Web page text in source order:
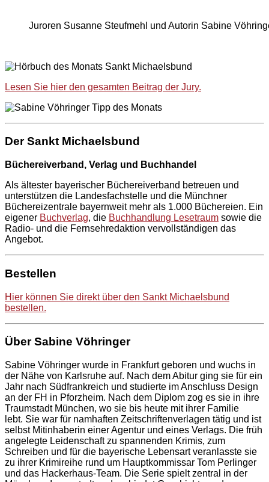
Juroren Susanne Steufmehl und Autorin Sabine
Lesen Sie hier den gesamten Beitrag der Jury.
Der Sankt Michaelsbund
Büchereiverband, Verlag und Buchhandel
Als ältester bayerischer Büchereiverband betreuen und
unterstützen die Landesfachstelle und die Münchner
Büchereizentrale bayernweit mehr als 1.000 Büchereien. Ein
eigener Buchverlag, die Buchhandlung Lesetraum sowie die
Radio- und die Fernsehredaktion vervollständigen das
Angebot.
Bestellen
Hier können Sie direkt über den Sankt Michaelsbund
bestellen.
Über Sabine Vöhringer
Sabine Vöhringer wurde in Frankfurt geboren und wuchs in
der Nähe von Karlsruhe auf. Nach dem Abitur ging sie für ein
Jahr nach Südfrankreich und studierte im Anschluss Design
an der FH in Pforzheim. Nach dem Diplom zog es sie in ihre
Traumstadt München, wo sie bis heute mit ihrer Familie
lebt. Sie war für namhaften Zeitschriftenverlagen tätig und ist
selbst Mitinhaberin einer Agentur und eines Verlags. Die früh
angelegte Leidenschaft zu spannenden Krimis, zum
Schreiben und für die bayerische Lebensart veranlasste sie
zu ihrer Krimireihe rund um Hauptkommissar Tom Perlinger
und das Hackerhaus-Team. Die Serie spielt zentral in der